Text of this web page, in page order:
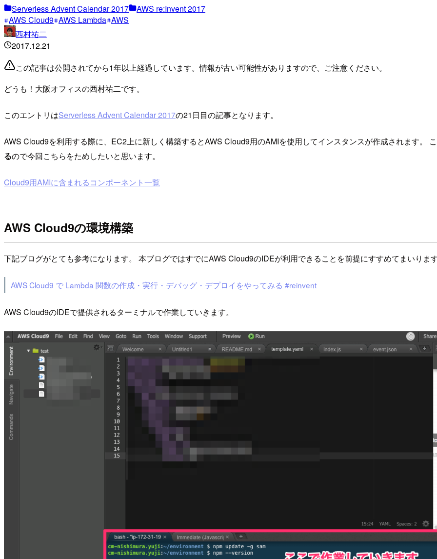
Serverless Advent Calendar 2017
AWS re:Invent 2017
AWS Cloud9 AWS Lambda AWS
西村祐二
2017.12.21
この記事は公開されてから1年以上経過しています。情報が古い可能性がありますので、ご注意ください。
どうも！大阪オフィスの西村祐二です。
このエントリはServerless Advent Calendar 2017の21日目の記事となります。
AWS Cloud9を利用する際に、EC2上に新しく構築するとAWS Cloud9用のAMIを使用してインスタンスが作成されます。
るので今回こちらをためしたいと思います。
Cloud9用AMIに含まれるコンポーネント一覧
AWS Cloud9の環境構築
下記ブログがとても参考になります。 本ブログではすでにAWS Cloud9のIDEが利用できることを前提にすすめてまいりま
AWS Cloud9 で Lambda 関数の作成・実行・デバッグ・デプロイをやってみる #reinvent
AWS Cloud9のIDEで提供されるターミナルで作業していきます。